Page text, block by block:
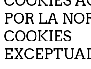
POR LA
COOKIES